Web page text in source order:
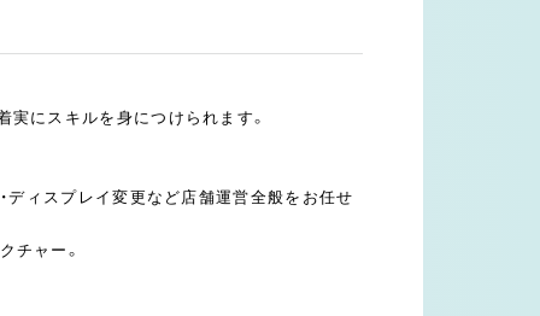
にスキルを身につけられます。
ディスプレイ変更など店舗運営全般をお任せ
チャー。